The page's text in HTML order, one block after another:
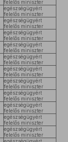
felelős miniszter
egészségügyért
felelős miniszter
egészségügyért
felelős miniszter
egészségügyért
felelős miniszter
egészségügyért
felelős miniszter
egészségügyért
felelős miniszter
egészségügyért
felelős miniszter
egészségügyért
felelős miniszter
egészségügyért
felelős miniszter
egészségügyért
felelős miniszter
egészségügyért
felelős miniszter
egészségügyért
felelős miniszter